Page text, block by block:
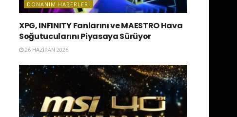
DONANIM HABERLERI
XPG, INFINITY Fanlarını ve MAESTRO Hava
Soğutucularını Piyasaya Sürüyor
26 HAZIRAN 2026